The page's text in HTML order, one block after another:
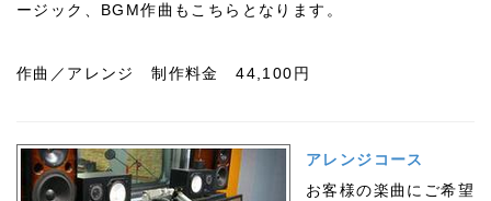
ージック、BGM作曲もこちらとなります。
作曲／アレンジ 制作料金 44,100円
アレンジコース
お客様の楽曲にご希望